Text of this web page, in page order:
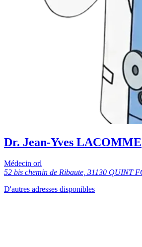
Dr. Jean-Yves LACOMME
Médecin orl
52 bis chemin de Ribaute, 31130 QUINT
D'autres adresses disponibles